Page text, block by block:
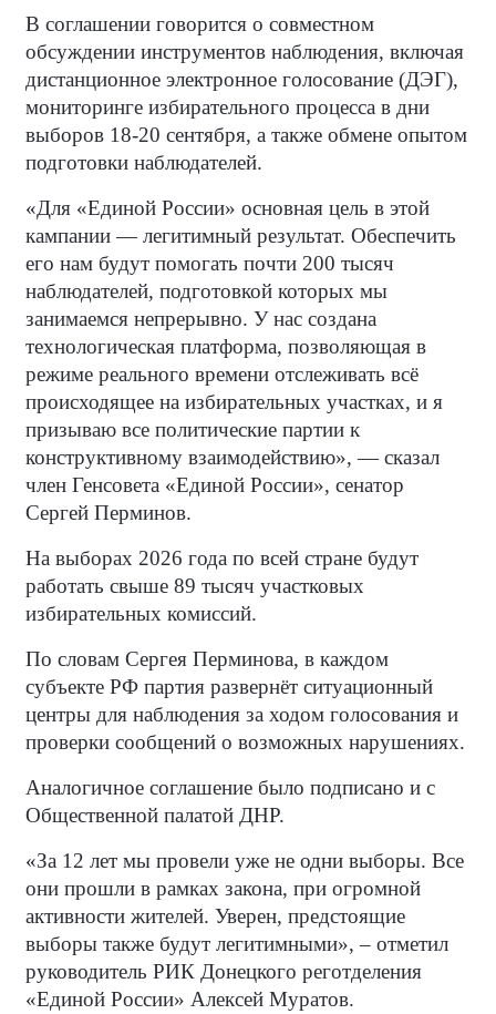
В соглашении говорится о совместном
обсуждении инструментов наблюдения, включая
дистанционное электронное голосование (ДЭГ),
мониторинге избирательного процесса в дни
выборов 18-20 сентября, а также обмене опытом
подготовки наблюдателей.
«Для «Единой России» основная цель в этой
кампании — легитимный результат. Обеспечить
его нам будут помогать почти 200 тысяч
наблюдателей, подготовкой которых мы
занимаемся непрерывно. У нас создана
технологическая платформа, позволяющая в
режиме реального времени отслеживать всё
происходящее на избирательных участках, и я
призываю все политические партии к
конструктивному взаимодействию», — сказал
член Генсовета «Единой России», сенатор
Сергей Перминов.
На выборах 2026 года по всей стране будут
работать свыше 89 тысяч участковых
избирательных комиссий.
По словам Сергея Перминова, в каждом
субъекте РФ партия развернёт ситуационный
центры для наблюдения за ходом голосования и
проверки сообщений о возможных нарушениях.
Аналогичное соглашение было подписано и с
Общественной палатой ДНР.
«За 12 лет мы провели уже не одни выборы. Все
они прошли в рамках закона, при огромной
активности жителей. Уверен, предстоящие
выборы также будут легитимными», – отметил
руководитель РИК Донецкого реготделения
«Единой России» Алексей Муратов.